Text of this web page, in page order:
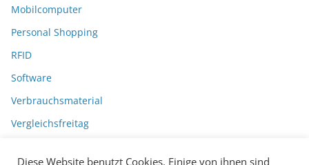
Mobilcomputer
Personal Shopping
RFID
Software
Verbrauchsmaterial
Vergleichsfreitag
Diese Website benutzt Cookies. Einige von ihnen sind